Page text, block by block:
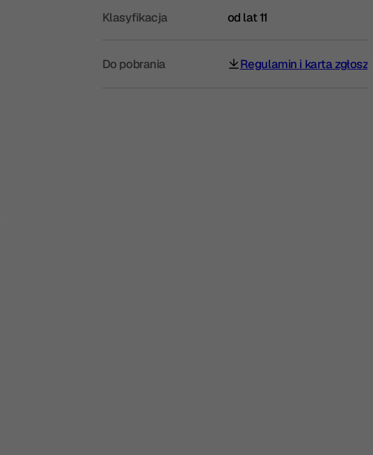
Klasyfikacja od lat 11
Do pobrania Regulamin i karta
(otwiera się w nowej karcie)